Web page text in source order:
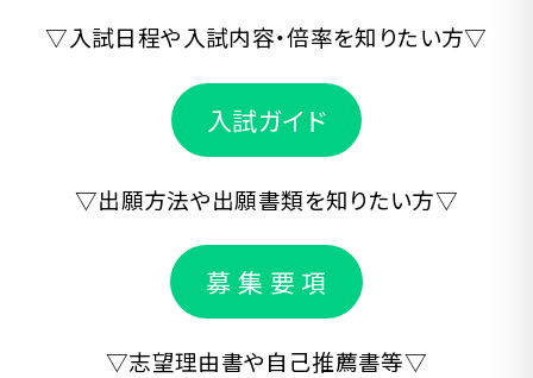
▽入試日程や入試内容・倍率を知りたい方▽
入試ガイド
▽出願方法や出願書類を知りたい方▽
募 集 要 項
▽志望理由書や自己推薦書等▽